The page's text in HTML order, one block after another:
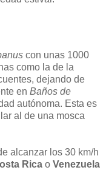
con unas 1000
como la de la
dejando de
en Baños de
autónoma. Esta es
al de una mosca
alcanzar los 30 km/h
Rica o Venezuela